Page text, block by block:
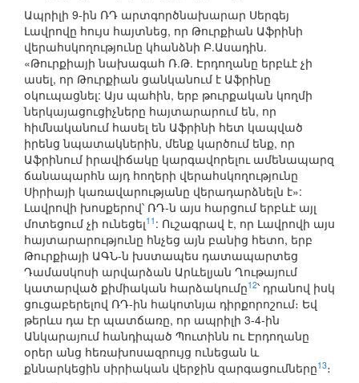
Ապրիլի 9-ին ՌԴ արտգործնախարար Սերգեյ
Լավրովը հույս հայտնեց, որ Թուրքիան Աֆրինի
վերահսկողությունը կհանձնի Բ.Ասադին.
«Թուրքիայի նախագահ Ռ.Թ. Էրդողանը երբևէ չի
ասել, որ Թուրքիան ցանկանում է Աֆրինը
օկուպացնել: Այս պահին, երբ թուրքական կողմի
ներկայացուցիչները հայտարարում են, որ
հիմնականում հասել են Աֆրինի հետ կապված
իրենց նպատակներին, մենք կարծում ենք, որ
Աֆրինում իրավիճակը կարգավորելու ամենապարզ
ճանապարհն այդ հողերի վերահսկողությունը
Սիրիայի կառավարությանը վերադարձնելն է»:
Լավրովի խոսքերով՝ ՌԴ-ն այս հարցում երբևէ այլ
մոտեցում չի ունեցել11 : Ուշագրավ է, որ Լավրովի այս
հայտարարությունը հնչեց այն բանից հետո, երբ
Թուրքիայի ԱԳՆ-ն խստապես դատապարտեց
Դամասկոսի արվարձան Արևելյան Ղութայում
կատարված քիմիական հարձակումը12՝ դրանով իսկ
ցուցաբերելով ՌԴ-ին հակոտնյա դիրքորոշում։ Եվ
թերևս դա էր պատճառը, որ ապրիլի 3-4-ին
Անկարայում հանդիպած Պուտինն ու Էրդողանը
օրեր անց հեռախոսազրույց ունեցան և
քննարկեցին սիրիական վերջին զարգացումները13։